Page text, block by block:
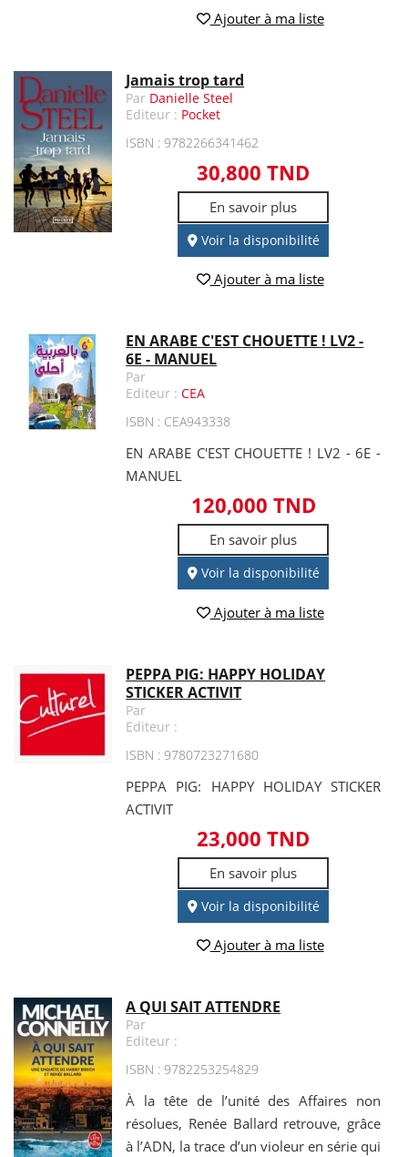
Ajouter à ma liste
Jamais trop tard
Par Danielle Steel
Editeur : Pocket
ISBN : 9782266341462
30,800 TND
En savoir plus
Voir la disponibilité
Ajouter à ma liste
EN ARABE C'EST CHOUETTE ! LV2 -
6E - MANUEL
Par
Editeur :CEA
ISBN : CEA943338
EN ARABE C'EST CHOUETTE ! LV2 - 6E -
MANUEL
120,000 TND
En savoir plus
Voir la disponibilité
Ajouter à ma liste
PEPPA PIG: HAPPY HOLIDAY
STICKER ACTIVIT
Par
Editeur :
ISBN : 9780723271680
PEPPA PIG: HAPPY HOLIDAY STICKER
ACTIVIT
23,000 TND
En savoir plus
Voir la disponibilité
Ajouter à ma liste
A QUI SAIT ATTENDRE
Par
Editeur :
ISBN : 9782253254829
À la tête de l’unité des Affaires non
résolues, Renée Ballard retrouve, grâce
à l’ADN, la trace d’un violeur en série qui